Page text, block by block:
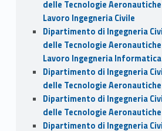
delle Tecnologie
Lavoro Ingegneria Civile
Dipartimento di Ingegneria
delle Tecnologie
Lavoro Ingegneria Informatica
Dipartimento di Ingegneria
delle Tecnologie
Dipartimento di Ingegneria
delle Tecnologie
Dipartimento di Ingegneria